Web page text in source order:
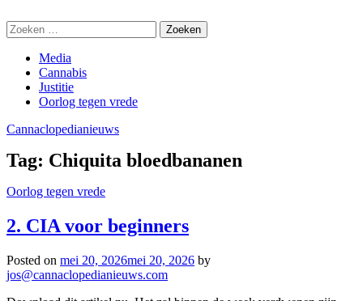
to
content
Zoeken
naar:
Media
Cannabis
Justitie
Oorlog tegen vrede
Cannaclopedianieuws
Tag: Chiquita bloedbananen
Oorlog tegen vrede
2. CIA voor beginners
Posted on mei 20, 2026mei 20, 2026 by
jos@cannaclopedianieuws.com